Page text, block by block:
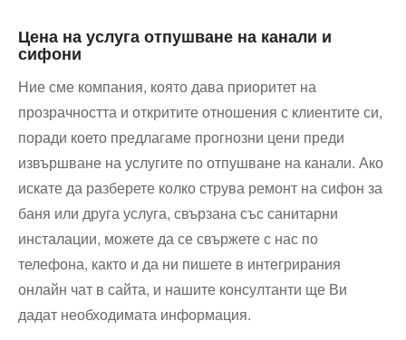
Цена на услуга отпушване на канали и
сифони
Ние сме компания, която дава приоритет на
прозрачността и откритите отношения с клиентите си,
поради което предлагаме прогнозни цени преди
извършване на услугите по отпушване на канали. Ако
искате да разберете колко струва ремонт на сифон за
баня или друга услуга, свързана със санитарни
инсталации, можете да се свържете с нас по
телефона, както и да ни пишете в интегрирания
онлайн чат в сайта, и нашите консултанти ще Ви
дадат необходимата информация.